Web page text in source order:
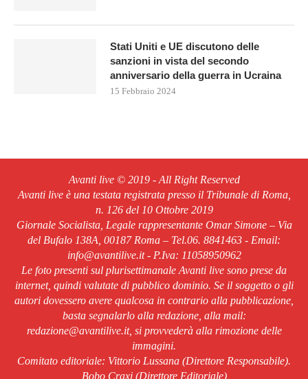
Stati Uniti e UE discutono delle
sanzioni in vista del secondo
anniversario della guerra in Ucraina
15 Febbraio 2024
Avanti live © 2019 - All Right Reserved
Avanti live è una testata registrata presso il Tribunale di Roma,
n. 126 del 10 Ottobre 2019
Giornale Socialista, Legale rappresentante Omar Simone – Via
del Bufalo 138A, 00187 Roma – Tel.06. 8841463 - Email:
info@avantilive.it - P.Iva: 11058950962
Le foto presenti sul plurisettimanale Avanti live sono prese da
internet, quindi valutate di pubblico dominio. Se il soggetto o gli
autori dovessero avere qualcosa in contrario alla pubblicazione,
basta segnalarlo alla redazione, alla mail:
redazione@avantilive.it, si provvederà alla rimozione delle
immagini.
Comitato editoriale: Vittorio Lussana (Direttore Responsabile).
Bobo Craxi (Direttore Editoriale)